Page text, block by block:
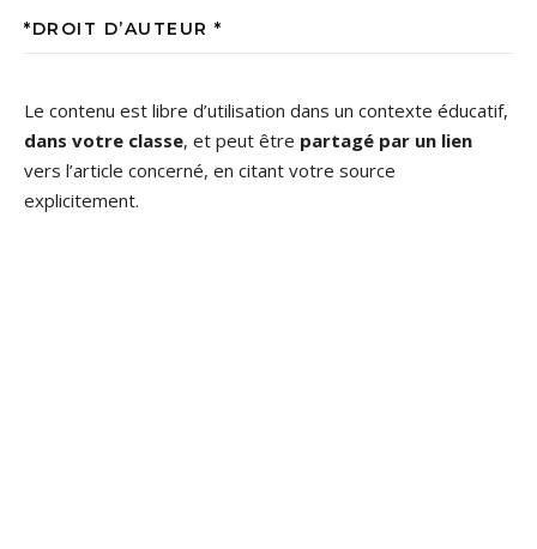
*DROIT D’AUTEUR *
Le contenu est libre d’utilisation dans un contexte éducatif,
dans votre classe, et peut être partagé par un lien
vers l’article concerné, en citant votre source
explicitement.